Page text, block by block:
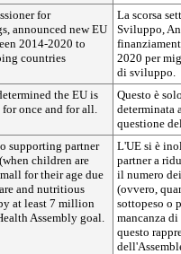
for
announced new EU
2014-2020 to
countries
La scorsa
Sviluppo,
2020 per
di sviluppo.
the EU is
once and for all.
Questo è
determinata
questione
supporting partner
children are
for their age due
and nutritious
at least 7 million
Assembly goal.
L'UE si è
partner a
il numero
(ovvero,
sottopeso o
mancanza
questo